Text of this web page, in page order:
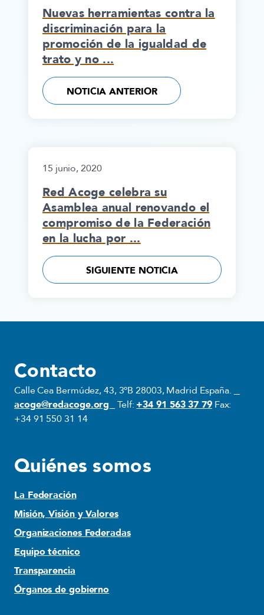
Nuevas herramientas contra la
discriminación para la
promoción de la igualdad de
trato y no ...
NOTICIA ANTERIOR
15 junio, 2020
Red Acoge celebra su
Asamblea anual renovando el
compromiso de la Federación
en la lucha por ...
SIGUIENTE NOTICIA
Contacto
Calle Cea Bermúdez, 43, 3ºB 28003, Madrid España.
acoge@redacoge.org
Telf: +34 91 563 37 79Fax:
+34 91 550 31 14
Quiénes somos
La Federación
Misión, Visión y Valores
Organizaciones Federadas
Equipo técnico
Transparencia
Órganos de gobierno